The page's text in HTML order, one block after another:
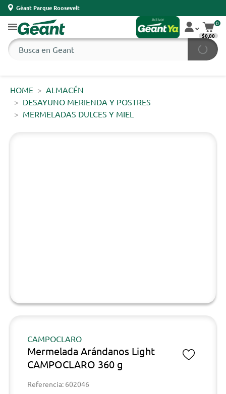
Géant Parque Roosevelt
0
$0,00
HOME
ALMACÉN
DESAYUNO MERIENDA Y POSTRES
MERMELADAS DULCES Y MIEL
CAMPOCLARO
Mermelada Arándanos Light
CAMPOCLARO 360 g
Referencia: 602046